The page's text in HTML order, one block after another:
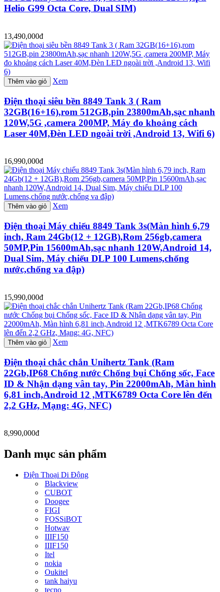
Helio G99 Octa Core, Dual SIM)
13,490,000đ
Thêm vào giỏ Xem
Điện thoại siêu bền 8849 Tank 3 ( Ram
32GB(16+16),rom 512GB,pin 23800mAh,sạc nhanh
120W,5G ,camera 200MP, Máy đo khoảng cách
Laser 40M,Đèn LED ngoài trời ,Android 13, Wifi 6)
16,990,000đ
Thêm vào giỏ Xem
Điện thoại Máy chiếu 8849 Tank 3s(Màn hình 6,79
inch, Ram 24Gb(12 + 12GB),Rom 256gb,camera
50MP,Pin 15600mAh,sạc nhanh 120W,Android 14,
Dual Sim, Máy chiếu DLP 100 Lumens,chống
nước,chống va đập)
15,990,000đ
Thêm vào giỏ Xem
Điện thoại chắc chắn Unihertz Tank (Ram
22Gb,IP68 Chống nước Chống bụi Chống sốc, Face
ID & Nhận dạng vân tay, Pin 22000mAh, Màn hình
6,81 inch,Android 12 ,MTK6789 Octa Core lên đến
2,2 GHz, Mạng: 4G, NFC)
8,990,000đ
Danh mục sản phẩm
Điện Thoại Di Động
Blackview
CUBOT
Doogee
FIGI
FOSSiBOT
Hotwav
IIIF150
IIIF150
Itel
nokia
Oukitel
tank haiyu
tecno